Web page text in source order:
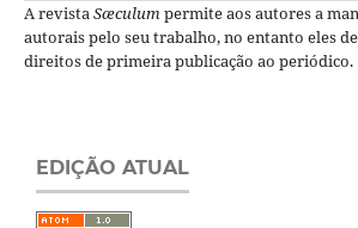
A revistaSæculumpermite aos autores a
autorais pelo seu trabalho, no entanto eles
direitos de primeira publicação ao periódico.
EDIÇÃO ATUAL